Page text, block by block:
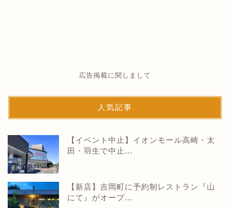
広告掲載に関しまして
人気記事
【イベント中止】イオンモール高崎・太
田・羽生で中止...
【新店】吉岡町に予約制レストラン『山
にて』がオープ...